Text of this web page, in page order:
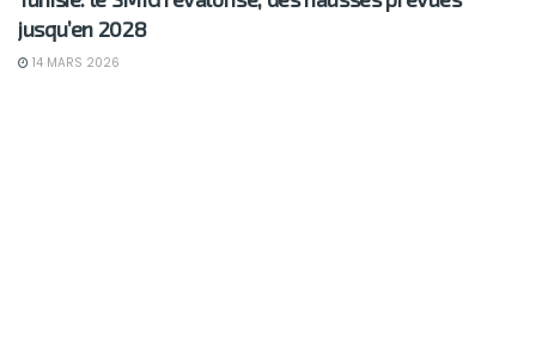
jusqu’en 2028
14 MARS 2026